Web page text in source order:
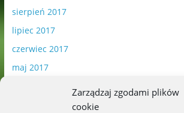
Zarządzaj zgodami plików
cookie
sierpień 2017
lipiec 2017
czerwiec 2017
maj 2017